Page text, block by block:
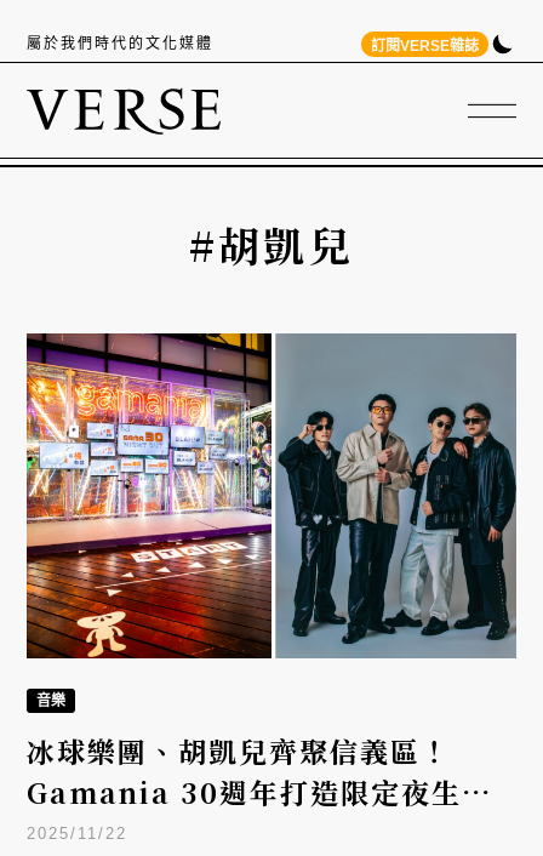
屬於我們時代的文化媒體 訂閱VERSE雜誌
#胡凱兒
音樂
冰球樂團、胡凱兒齊聚信義區！
Gamania 30週年打造限定夜生活
派對
2025/11/22